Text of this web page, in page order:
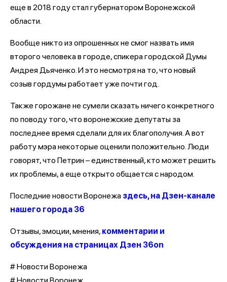
еще в 2018 году стал губернатором Воронежской
области.
Вообще никто из опрошенных не смог назвать имя
второго человека в городе, спикера городской Думы
Андрея Дьяченко. И это несмотря на то, что новый
созыв гордумы работает уже почти год.
Также горожане не сумели сказать ничего конкретного
по поводу того, что воронежские депутаты за
последнее время сделали для их благополучия. А вот
работу мэра некоторые оценили положительно. Люди
говорят, что Петрин – единственный, кто может решить
их проблемы, а еще открыто общается с народом.
Последние новости Воронежа здесь, на Дзен-канале
нашего города 36
Отзывы, эмоции, мнения, комментарии и
обсуждения на страницах Дзен 36on
# Новости Воронежа